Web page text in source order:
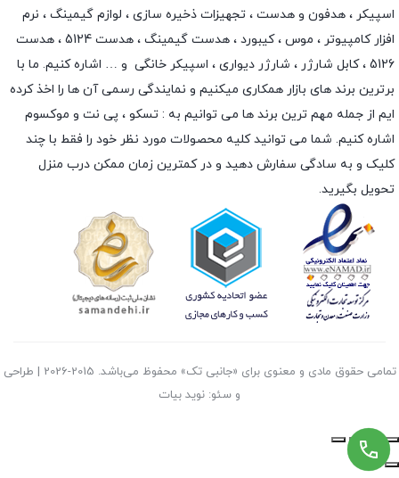
اسپیکر ، هدفون و هدست ، تجهیزات ذخیره سازی ، لوازم گیمینگ ، نرم
افزار کامپیوتر ، موس ،کیبورد ، هدست گیمینگ
، هدست 5124 ، هدست
5126 ،
کابل شارژر ، شارژر دیواری ، اسپیکر خانگی و … اشاره کنیم. ما با
برترین برند های بازار همکاری میکنیم و نمایندگی رسمی آن ها را اخذ کرده
ایم از جمله مهم ترین برند ها می توانیم به : تسکو ، پی نت و موکسوم
اشاره کنیم. شما می توانید کلیه محصولات مورد نظر خود را فقط با چند
کلیک و به سادگی سفارش دهید و در کمترین زمان ممکن درب منزل
تحویل بگیرید.
تمامی حقوق مادی و معنوی برای «جانبی تک» محفوظ می‌باشد. 2015-2026 | طراحی
و سئو: نوید بیات